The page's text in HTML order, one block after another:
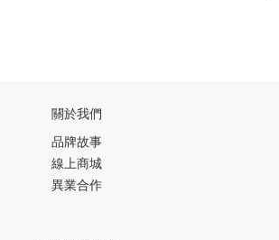
關於我們
品牌故事
線上商城
異業合作